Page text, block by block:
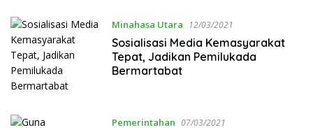
Minahasa Utara 12/03/2021
Sosialisasi Media Kemasyarakat
Tepat, Jadikan Pemilukada
Bermartabat
Pemerintahan 07/03/2021